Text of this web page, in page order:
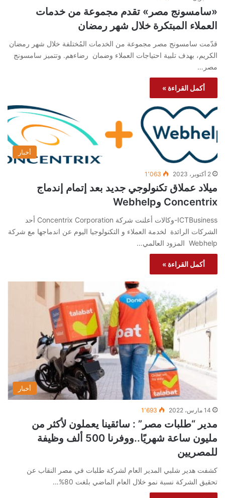
«سامسونج مصر» تقدم مجموعة من خدمات
العملاء المبتكرة خلال شهر رمضان
قدّمت سامسونج مصر مجموعة من الخدمات المُختلفة خلال شهر رمضان
الكريم، بهدف تلبية احتياجات العملاء وضمان رضاءهم. وتتميز سامسونج
مصر…
أكمل القراءة »
أخبار
2 أكتوبر، 2023 1٬063
ميلاد عملاق تكنولوجي جديد بعد إتمام إندماج
Concentrix وWebhelp
ICTBusiness-وكالات أعلنت شركة Concentrix Corporation أحد
الشركات الرائدة لخدمة العملاء و التكنولوجيا اليوم عن اندماجها مع شركة
Webhelp المزود العالمي…
أكمل القراءة »
أخبار
14 مارس، 2022 1٬693
مدير “طلبات مصر” : سائقينا يعملون لأكثر من
مليون ساعة شهريًا..ووفرنا 500 ألف وظيفة
للمصريين
كشفت هدير شلبي المدير العام لشركة طلبات في مصر النقاب عن
تحقيق الشركة نسبة نمو خلال العام الماضي بلغت 80%…